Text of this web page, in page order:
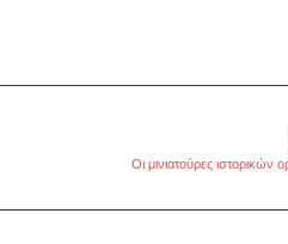
Οι μινιατούρες ιστορικών